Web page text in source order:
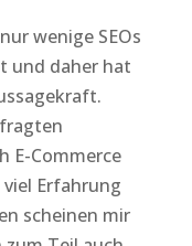
wenige SEOs
und daher hat
E-Commerce
Erfahrung
scheinen mir